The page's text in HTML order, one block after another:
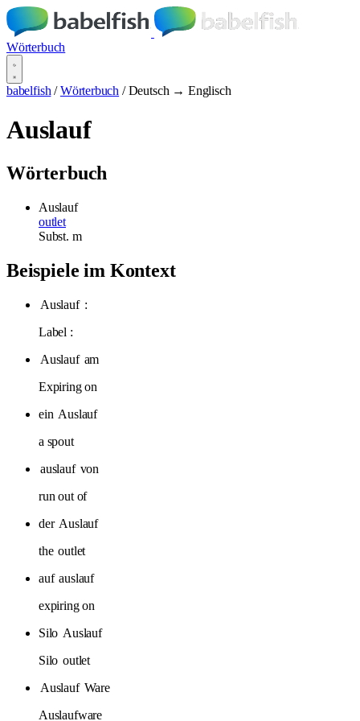
Wörterbuch
babelfish / Wörterbuch / Deutsch → Englisch
Auslauf
Wörterbuch
Auslauf
outlet
Subst. m
Beispiele im Kontext
Auslauf :
Label :
Auslauf am
Expiring on
ein Auslauf
a spout
auslauf von
run out of
der Auslauf
the outlet
auf auslauf
expiring on
Silo Auslauf
Silo outlet
Auslauf Ware
Auslaufware